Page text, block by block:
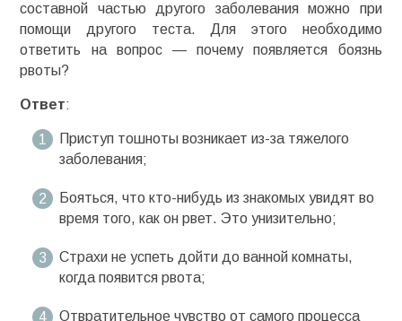
составной частью другого заболевания можно при
помощи другого теста. Для этого необходимо
ответить на вопрос — почему появляется боязнь
рвоты?
Ответ:
Приступ тошноты возникает из-за тяжелого
заболевания;
Бояться, что кто-нибудь из знакомых увидят во
время того, как он рвет. Это унизительно;
Страхи не успеть дойти до ванной комнаты,
когда появится рвота;
Отвратительное чувство от самого процесса